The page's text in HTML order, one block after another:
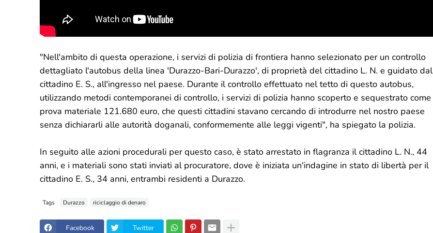
"Nell'ambito di questa operazione, i servizi di polizia di frontiera hanno selezionato per un controllo
dettagliato l'autobus della linea 'Durazzo-Bari-Durazzo', di proprietà del cittadino L. N. e guidato dal
cittadino E. S., all'ingresso nel paese. Durante il controllo effettuato nel tetto di questo autobus,
utilizzando metodi contemporanei di controllo, i servizi di polizia hanno scoperto e sequestrato come
prova materiale 121.680 euro, che questi cittadini stavano cercando di introdurre nel nostro paese
senza dichiararli alle autorità doganali, conformemente alle leggi vigenti", ha spiegato la polizia.
In seguito alle azioni procedurali per questo caso, è stato arrestato in flagranza il cittadino L. N., 44
anni, e i materiali sono stati inviati al procuratore, dove è iniziata un'indagine in stato di libertà per il
cittadino E. S., 34 anni, entrambi residenti a Durazzo.
Tags Durazzo riciclaggio di denaro
Facebook Twitter